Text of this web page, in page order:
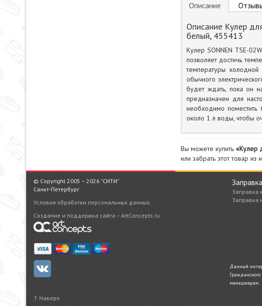
Описание
Описание Кулер
белый, 455413
Кулер SONNEN TSE-
позволяет достичь
температуры
обычного
будет ждать, пока он
предназначен для
необходимо поместить
около 1 л воды, чтобы
Вы можете купить «Кулер
или забрать этот товар из
Заправка
Заправка
Заправка
Данный
менеджерам.
© Copyright 2005 – 2026 "СИТИ"
Санкт-Петербург
Условия обработки персональных данных.
Создание и поддержка сайта – ArtConcepts.ru
↑ Наверх